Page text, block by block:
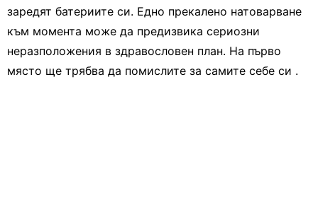
заредят батериите си. Едно прекалено натоварване
към момента може да предизвика сериозни
неразположения в здравословен план. На първо
място ще трябва да помислите за самите себе си .